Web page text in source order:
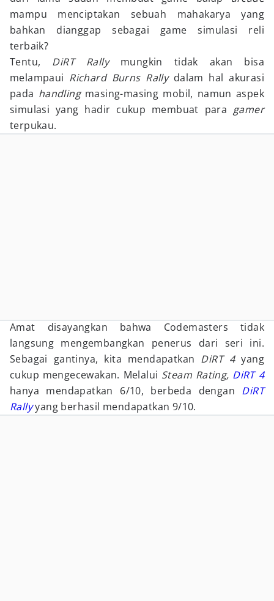
mampu menciptakan sebuah mahakarya yang
bahkan dianggap sebagai game simulasi reli
terbaik?
Tentu, DiRT Rallymungkin tidak akan bisa
melampaui Richard Burns Rallydalam hal akurasi
pada handling masing-masing mobil, namun aspek
simulasi yang hadir cukup membuat para gamer
terpukau.
Amat disayangkan bahwa Codemasters tidak
langsung mengembangkan penerus dari seri ini.
Sebagai gantinya, kita mendapatkan DiRT 4yang
cukup mengecewakan. Melalui Steam Rating, DiRT 4
hanya mendapatkan 6/10, berbeda dengan DiRT
Rallyyang berhasil mendapatkan 9/10.